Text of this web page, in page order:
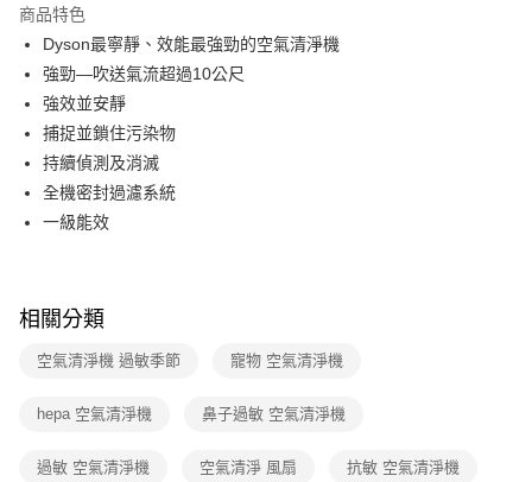
臺灣中小企業銀行
匯豐（台灣）商業銀行
華泰商業銀行
聯邦商業銀行
元大商業銀行
玉山商業銀行
台灣樂天信用卡公司
上海商業儲蓄銀行
國泰世華商業銀行
兆豐國際商業銀行
匯豐（台灣）商業銀行
聯邦商業銀行
元大商業銀行
玉山商業銀行
台新國際商業銀行
LINE Pay
Apple Pay
街口支付
Google Pay
ATM付款
每筆NT$100，滿NT$999(含以上)免運費
商品特色
Dyson最寧靜、效能最強勁的空氣清淨機
強勁—吹送氣流超過10公尺
強效並安靜
捕捉並鎖住污染物
持續偵測及消滅
全機密封過濾系統
一級能效
相關分類
空氣清淨機 過敏季節 寵物 空氣清淨機
hepa 空氣清淨機 鼻子過敏 空氣清淨機
過敏 空氣清淨機 空氣清淨 風扇 抗敏 空氣清淨機